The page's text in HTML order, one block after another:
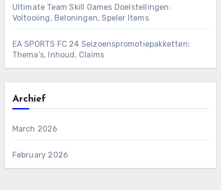
Ultimate Team Skill Games Doelstellingen:
Voltooiing, Beloningen, Speler Items
EA SPORTS FC 24 Seizoenspromotiepakketten:
Thema’s, Inhoud, Claims
Archief
March 2026
February 2026